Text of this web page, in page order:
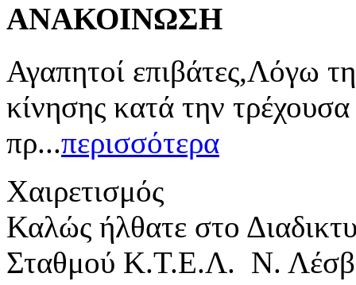
ΑΝΑΚΟΙΝΩΣΗ
Αγαπητοί επιβάτες,Λόγω
κίνησης κατά την
πρ...περισσότερα
Χαιρετισμός
Καλώς ήλθατε στο
Σταθμού Κ.Τ.Ε.Λ. Ν.